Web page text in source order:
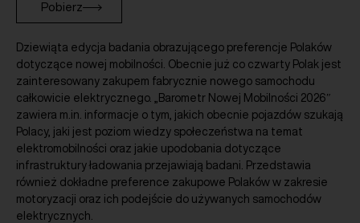
Pobierz
Dziewiąta edycja badania obrazującego preferencje Polaków
dotyczące nowej mobilności. Obecnie już co czwarty Polak jest
zainteresowany zakupem fabrycznie nowego samochodu
całkowicie elektrycznego. „Barometr Nowej Mobilności 2026″
zawiera m.in. informacje o tym, jakich obecnie pojazdów szukają
Polacy, jaki jest poziom wiedzy społeczeństwa na temat
elektromobilności oraz jakie upodobania dotyczące
infrastruktury ładowania przejawiają badani. Przedstawia
również dokładne preference zakupowe Polaków w zakresie
motoryzacji oraz ich podejście do używanych samochodów
elektrycznych.